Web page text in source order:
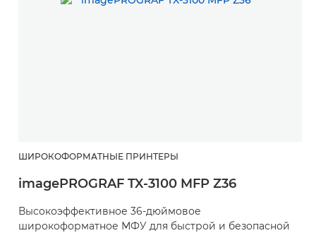
ШИРОКОФОРМАТНЫЕ ПРИНТЕРЫ
imagePROGRAF TX-3100 MFP Z36
Высокоэффективное 36-дюймовое
широкоформатное МФУ для быстрой и безопасной